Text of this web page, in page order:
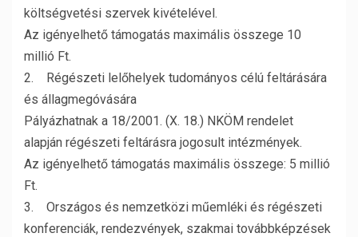
költségvetési szervek kivételével.
Az igényelhető támogatás maximális összege 10
millió Ft.
2. Régészeti lelőhelyek tudományos célú feltárására
és állagmegóvására
Pályázhatnak a 18/2001. (X. 18.) NKÖM rendelet
alapján régészeti feltárásra jogosult intézmények.
Az igényelhető támogatás maximális összege: 5 millió
Ft.
3. Országos és nemzetközi műemléki és régészeti
konferenciák, rendezvények, szakmai továbbképzések